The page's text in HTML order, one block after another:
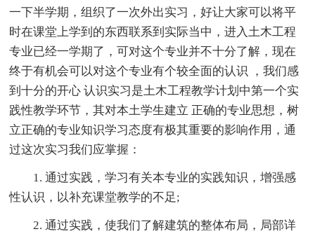
一下半学期，组织了一次外出实习，好让大家可以将平
时在课堂上学到的东西联系到实际当中，进入土木工程
专业已经一学期了，可对这个专业并不十分了解，现在
终于有机会可以对这个专业有个较全面的认识 ，我们感
到十分的开心 认识实习是土木工程教学计划中第一个实
践性教学环节，其对本土学生建立 正确的专业思想，树
立正确的专业知识学习态度有极其重要的影响作用，通
过这次实习我们应掌握：
1. 通过实践，学习有关本专业的实践知识，增强感
性认识，以补充课堂教学的不足;
2. 通过实践，使我们了解建筑的整体布局，局部详